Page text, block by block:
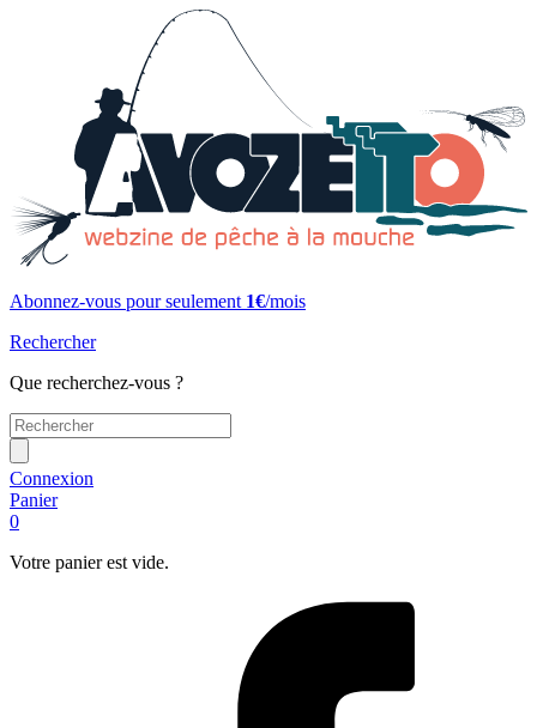
Abonnez-vous pour seulement 1€/mois
Rechercher
Que recherchez-vous ?
Connexion
Panier
0
Votre panier est vide.